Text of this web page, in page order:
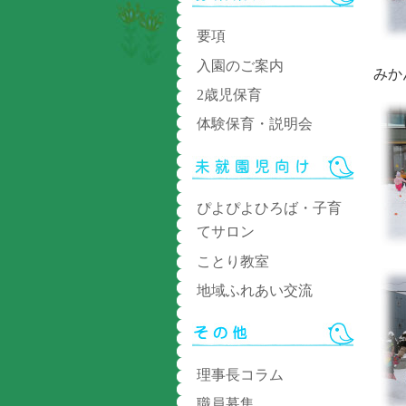
要項
入園のご案内
2歳児保育
体験保育・説明会
ぴよぴよひろば・子育
てサロン
ことり教室
地域ふれあい交流
理事長コラム
みか